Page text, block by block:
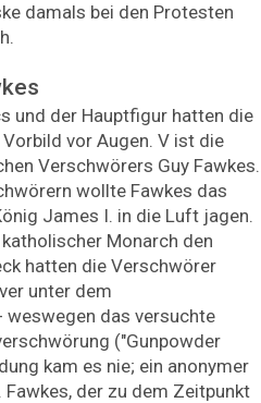
damals bei den Protesten
und der Hauptfigur hatten die
vor Augen. V ist die
Verschwörers Guy Fawkes.
wollte Fawkes das
James I. in die Luft jagen.
Monarch den
hatten die Verschwörer
unter dem
weswegen das versuchte
("Gunpowder
kam es nie; ein anonymer
der zu dem Zeitpunkt